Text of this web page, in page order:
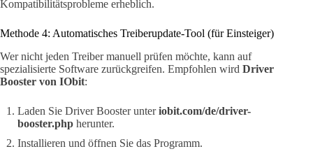
Kompatibilitätsprobleme erheblich.
Methode 4: Automatisches Treiberupdate-Tool (für Einsteiger)
Wer nicht jeden Treiber manuell prüfen möchte, kann auf
spezialisierte Software zurückgreifen. Empfohlen wird Driver
Booster von IObit:
Laden Sie Driver Booster unteriobit.com/de/driver-
booster.php herunter.
Installieren und öffnen Sie das Programm.